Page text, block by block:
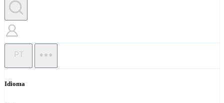
PT
Idioma